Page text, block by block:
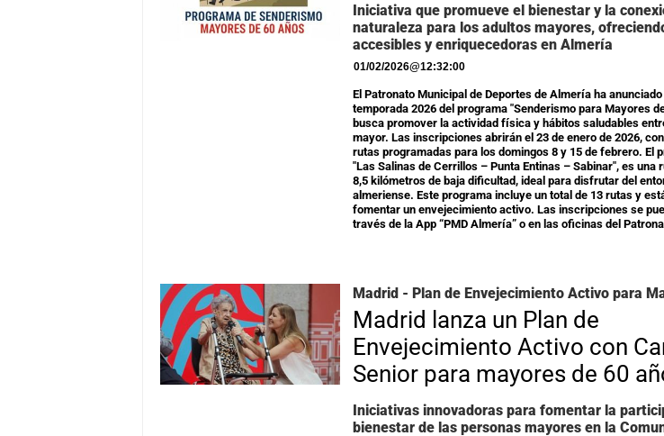
Iniciativa que promueve el bienestar y la
naturaleza para los adultos mayores,
accesibles y enriquecedoras en Almería
01/02/2026@12:32:00
El Patronato Municipal de Deportes de Almería ha
temporada 2026 del programa "Senderismo para Mayores
busca promover la actividad física y hábitos saludables
mayor. Las inscripciones abrirán el 23 de enero de 2026,
rutas programadas para los domingos 8 y 15 de febrero. El
"Las Salinas de Cerrillos – Punta Entinas – Sabinar", es una
8,5 kilómetros de baja dificultad, ideal para disfrutar del
almeriense. Este programa incluye un total de 13 rutas y
fomentar un envejecimiento activo. Las inscripciones se
través de la App “PMD Almería” o en las oficinas del
Madrid - Plan de Envejecimiento Activo para
Madrid lanza un Plan de
Envejecimiento Activo con
Senior para mayores de 60
Iniciativas innovadoras para fomentar la
bienestar de las personas mayores en la